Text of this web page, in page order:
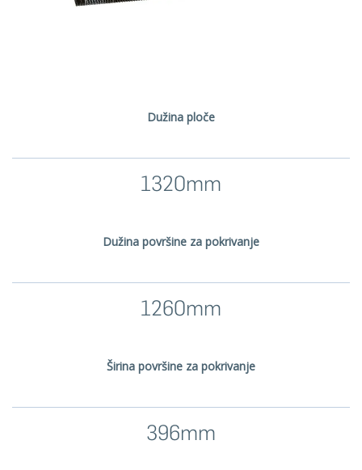
Dužina ploče
1320mm
Dužina površine za pokrivanje
1260mm
Širina površine za pokrivanje
396mm